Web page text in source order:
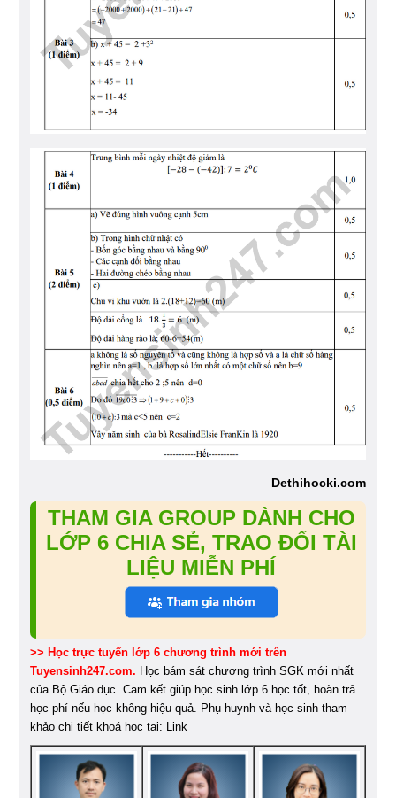
Dethihocki.com
THAM GIA GROUP DÀNH CHO
LỚP 6 CHIA SẺ, TRAO ĐỔI TÀI
LIỆU MIỄN PHÍ
>> Học trực tuyến lớp 6 chương trình mới trên
Tuyensinh247.com. Học bám sát chương trình SGK mới nhất
của Bộ Giáo dục. Cam kết giúp học sinh lớp 6 học tốt, hoàn trả
học phí nếu học không hiệu quả. Phụ huynh và học sinh tham
khảo chi tiết khoá học tại: Link